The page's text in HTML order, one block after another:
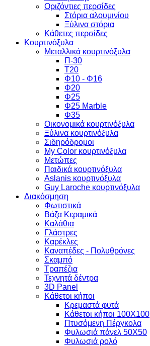
Οριζόντιες περσίδες
Στόρια αλουμινίου
Ξύλινα στόρια
Κάθετες περσίδες
Κουρτινόξυλα
Μεταλλικά κουρτινόξυλα
Π-30
Τ20
Φ10 - Φ16
Φ20
Φ25
Φ25 Marble
Φ35
Οικονομικά κουρτινόξυλα
Ξύλινα κουρτινόξυλα
Σιδηρόδρομοι
My Color κουρτινόξυλα
Μετώπες
Παιδικά κουρτινόξυλα
Aslanis κουρτινόξυλα
Guy Laroche κουρτινόξυλα
Διακόσμηση
Φωτιστικά
Βάζα Κεραμικά
Καλάθια
Γλάστρες
Καρέκλες
Καναπέδες - Πολυθρόνες
Σκαμπό
Τραπέζια
Τεχνητά δέντρα
3D Panel
Κάθετοι κήποι
Κρεμαστά φυτά
Κάθετοι κήποι 100Χ100
Πτυσόμενη Πέργκολα
Φυλωσιά πάνελ 50Χ50
Φυλωσιά ρολό